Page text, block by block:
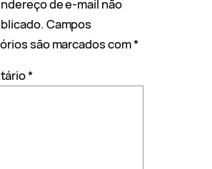
de e-mail não
Campos
são marcados com*
*